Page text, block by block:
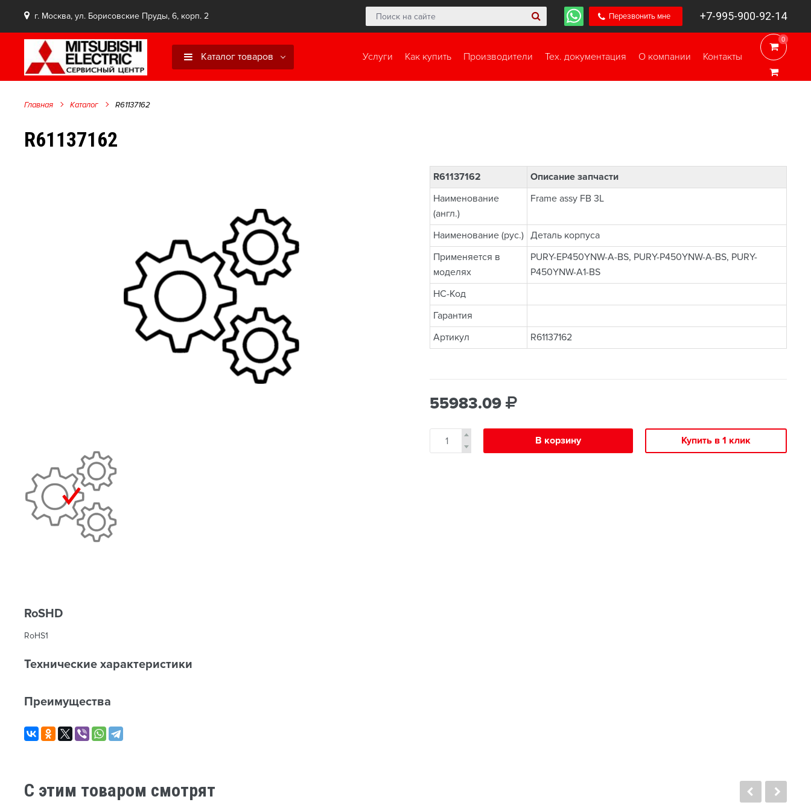
г. Москва, ул. Борисовские Пруды, 6, корп. 2 Перезвонить мне +7-995-900-92-14
0
0
Услуги Как купить Производители Тех. документация О компании Контакты
Каталог товаров
Главная Каталог R61137162
R61137162
R61137162
Описание запчасти
Наименование
(англ.)
Frame assy FB 3L
Наименование (рус.) Деталь корпуса
Применяется в
моделях
PURY-EP450YNW-A-BS, PURY-P450YNW-A-BS, PURY-
P450YNW-A1-BS
НС-Код
Гарантия
Артикул
R61137162
55983.09
В корзину Купить в 1 клик
RoSHD
RoHS1
Технические характеристики
Преимущества
C этим товаром смотрят